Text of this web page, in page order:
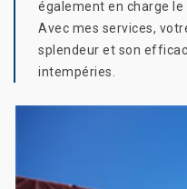
également en charge
Avec mes services,
splendeur et son
intempéries.